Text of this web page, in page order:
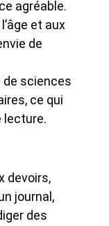
agréable.
et aux
de
de sciences
ce qui
lecture.
devoirs,
journal,
des